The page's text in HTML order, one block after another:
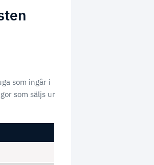
som ingår i
som säljs ur